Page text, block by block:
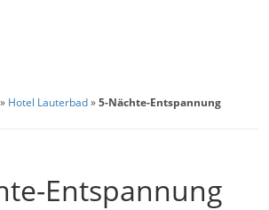
» Hotel Lauterbad»5-Nächte-Entspannung
Entspannung